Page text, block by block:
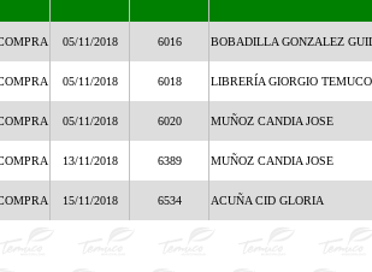
05/11/2018 6016 BOBADILLA GONZALEZ
05/11/2018 6018 LIBRERÍA GIORGIO
05/11/2018 6020 MUÑOZ CANDIA JOSE
13/11/2018 6389 MUÑOZ CANDIA JOSE
15/11/2018 6534 ACUÑA CID GLORIA